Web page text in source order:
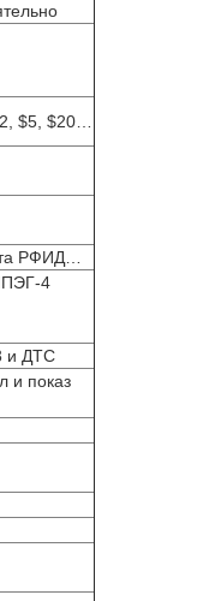
$5, $20…
РФИД…
4
и ДТС
и показ